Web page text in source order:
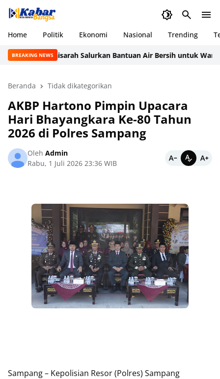
Home Politik Ekonomi Nasional Trending
BREAKING NEWS
Marlyn Maisarah Salurkan Bantuan Air Bersih untuk Warga
Beranda Tidak dikategorikan
AKBP Hartono Pimpin Upacara
Hari Bhayangkara Ke-80 Tahun
2026 di Polres Sampang
Oleh Admin
Rabu, 1 Juli 2026 23:36 WIB
Sampang – Kepolisian Resor (Polres) Sampang